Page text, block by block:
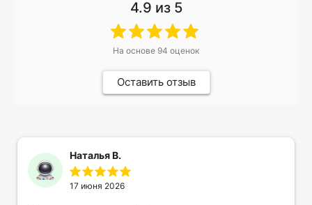
4.9 из 5
На основе 94 оценок
Оставить отзыв
Наталья В.
17 июня 2026